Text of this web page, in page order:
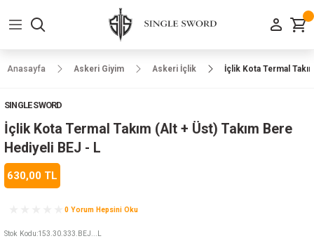
Geri Dön
Geri Dön
Geri Dön
Geri Dön
Geri Dön
Geri Dön
Geri Dön
Anasayfa Askeri Giyim Askeri İçlik İçlik Kota Termal
SINGLE SWORD
İçlik Kota Termal Takım (Alt + Üst) Takım Bere
Hediyeli BEJ - L
630,00 TL
0 Yorum Hepsini Oku
Stok Kodu:153.30.333.BEJ...L